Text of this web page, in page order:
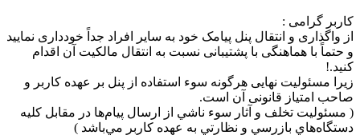
کاربر گرامی :
از واگذاری و انتقال پنل پیامک خود به سایر افراد جداً خودداری نمایید
و حتماً با هماهنگی با پشتیبانی نسبت به انتقال مالکیت آن اقدام
کنید.!
زیرا مسئولیت نهایی هرگونه سوء استفاده از پنل بر عهده کاربر و
صاحب امتیاز قانونی آن است.
( مسئوليت تخلف و آثار سوء ناشي از ارسال پيام‌ها در مقابل كليه
دستگاه‌هاي بازرسي و نظارتي به عهده کاربر مي‌باشد )